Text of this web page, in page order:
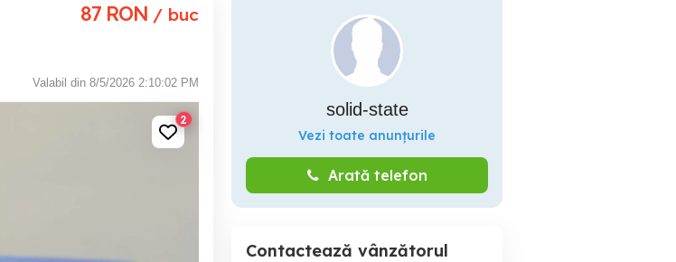
87 RON / buc
Valabil din 8/5/2026 2:10:02 PM
2
solid-state
Vezi toate anunțurile
Arată telefon
Contactează vânzătorul